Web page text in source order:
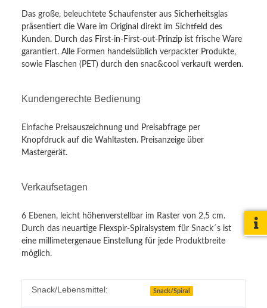
Das große, beleuchtete Schaufenster aus Sicherheitsglas
präsentiert die Ware im Original direkt im Sichtfeld des
Kunden. Durch das First-in-First-out-Prinzip ist frische Ware
garantiert. Alle Formen handelsüblich verpackter Produkte,
sowie Flaschen (PET) durch den snac&cool verkauft werden.
Kundengerechte Bedienung
Einfache Preisauszeichnung und Preisabfrage per
Knopfdruck auf die Wahltasten. Preisanzeige über
Mastergerät.
Verkaufsetagen
6 Ebenen, leicht höhenverstellbar im Raster von 2,5 cm.
Durch das neuartige Flexspir-Spiralsystem für Snack´s ist
eine millimetergenaue Einstellung für jede Produktbreite
möglich.
Snack/Lebensmittel: Snack/Spiral